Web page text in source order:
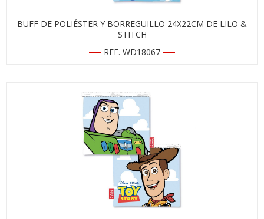
BUFF DE POLIÉSTER Y BORREGUILLO 24X22CM DE LILO &
STITCH
REF. WD18067